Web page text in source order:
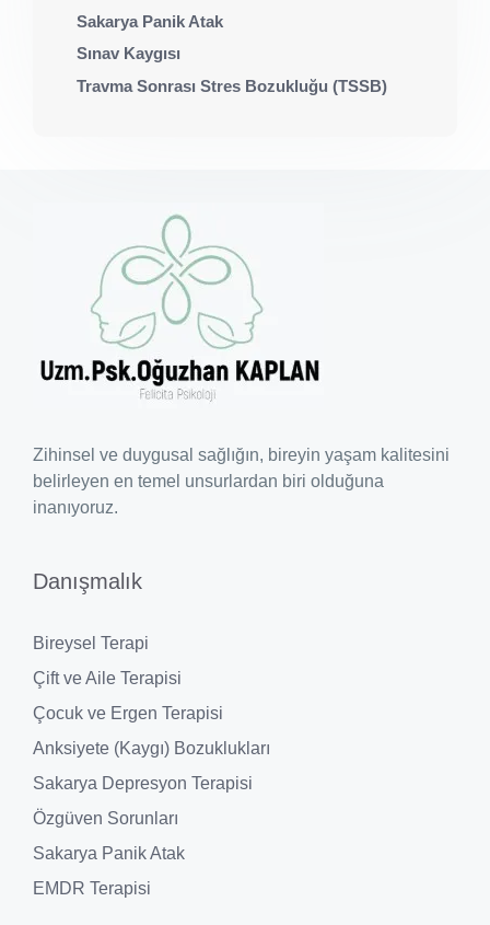
Sakarya Panik Atak
Sınav Kaygısı
Travma Sonrası Stres Bozukluğu (TSSB)
Zihinsel ve duygusal sağlığın, bireyin yaşam kalitesini
belirleyen en temel unsurlardan biri olduğuna
inanıyoruz.
Danışmalık
Bireysel Terapi
Çift ve Aile Terapisi
Çocuk ve Ergen Terapisi
Anksiyete (Kaygı) Bozuklukları
Sakarya Depresyon Terapisi
Özgüven Sorunları
Sakarya Panik Atak
EMDR Terapisi